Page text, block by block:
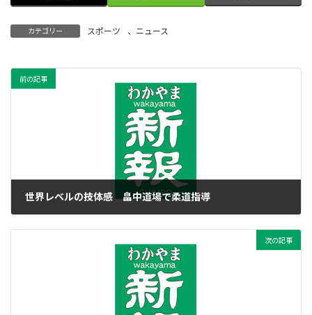
カテゴリー スポーツ 、 ニュース
前の記事
世界レベルの技体感 畠中道場で柔道指導
次の記事